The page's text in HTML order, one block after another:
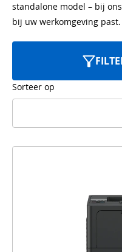
standalone model – bij
bij uw werkomgeving past.
Sorteer op